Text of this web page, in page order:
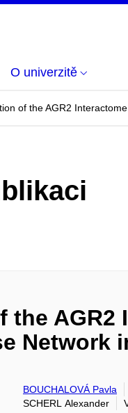
O univerzitě
of the AGR2
the
Network
BOUCHALOVÁ Pavla
SCHERL Alexander